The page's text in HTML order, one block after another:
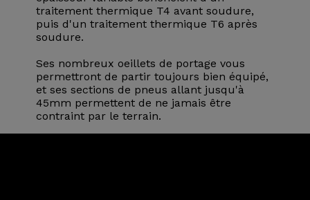
traitement thermique T4 avant soudure,
puis d'un traitement thermique T6 après
soudure.
Ses nombreux oeillets de portage vous
permettront de partir toujours bien équipé,
et ses sections de pneus allant jusqu'à
45mm permettent de ne jamais être
contraint par le terrain.